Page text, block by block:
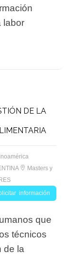
labor
DE LA
Masters y
información
que
técnicos
de la